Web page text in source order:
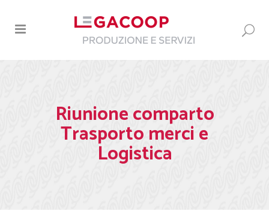
Riunione comparto
Trasporto merci e
Logistica